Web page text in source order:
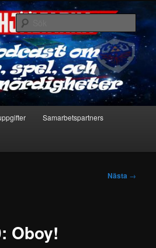
nördigheter
Sök
Samarbetspartners
Nästa →
Oboy!